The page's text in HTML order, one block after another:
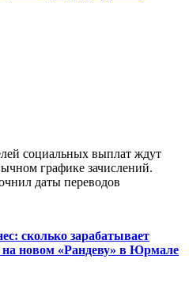
социальных выплат ждут
графике зачислений.
даты переводов
сколько зарабатывает
новом «Рандеву» в Юрмале